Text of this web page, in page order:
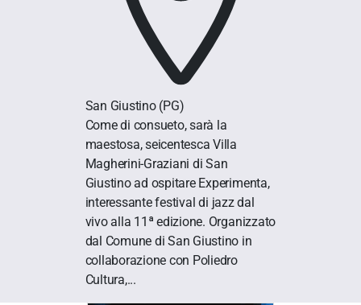
San Giustino (PG)
Come di consueto, sarà la
maestosa, seicentesca Villa
Magherini-Graziani di San
Giustino ad ospitare Experimenta,
interessante festival di jazz dal
vivo alla 11ª edizione. Organizzato
dal Comune di San Giustino in
collaborazione con Poliedro
Cultura,...